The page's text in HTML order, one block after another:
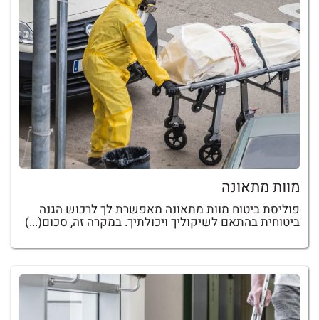
מוות מתאונה
פוליסת ביטוח מוות מתאונה מאפשרת לך לרכוש הגנה
ביטוחית בהתאם לשיקוליך ויכולתיך. במקרה זה, סכום(...)